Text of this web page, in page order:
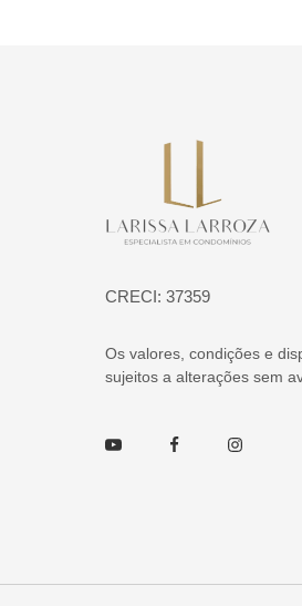
CRECI: 37359
Os valores, condições e
sujeitos a alterações sem
Youtube FacebookInstagram